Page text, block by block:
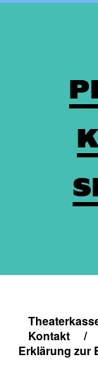
Kontakt
/
Erklärung zur